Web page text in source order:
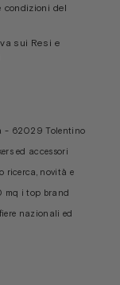
condizioni del
sui Resi e
- 62029 Tolentino
ed accessori
ricerca, novità e
mq i top brand
nazionali ed